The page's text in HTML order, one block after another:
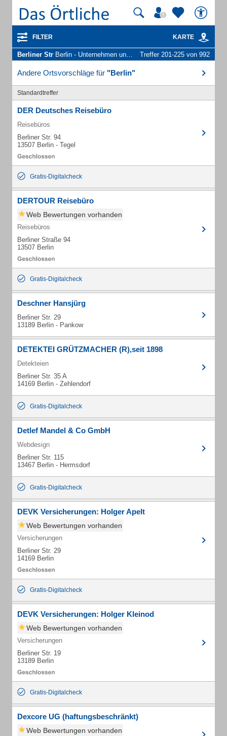
FILTER KARTE
Berliner Str Berlin - Unternehmen und Personen Treffer 201-225 von 992
Andere Ortsvorschläge für "Berlin"
Standardtreffer
DER Deutsches Reisebüro
Reisebüros
Berliner Str. 94
13507 Berlin - Tegel
Gratis-Digitalcheck
DERTOUR Reisebüro
Web Bewertungen vorhanden
Reisebüros
Berliner Straße 94
13507 Berlin
Gratis-Digitalcheck
Deschner Hansjürg
Berliner Str. 29
13189 Berlin - Pankow
DETEKTEI GRÜTZMACHER (R),seit 1898
Detekteien
Berliner Str. 35 A
14169 Berlin - Zehlendorf
Gratis-Digitalcheck
Detlef Mandel & Co GmbH
Webdesign
Berliner Str. 115
13467 Berlin - Hermsdorf
Gratis-Digitalcheck
DEVK Versicherungen: Holger Apelt
Web Bewertungen vorhanden
Versicherungen
Berliner Str. 29
14169 Berlin
Gratis-Digitalcheck
DEVK Versicherungen: Holger Kleinod
Web Bewertungen vorhanden
Versicherungen
Berliner Str. 19
13189 Berlin
Gratis-Digitalcheck
Dexcore UG (haftungsbeschränkt)
Web Bewertungen vorhanden